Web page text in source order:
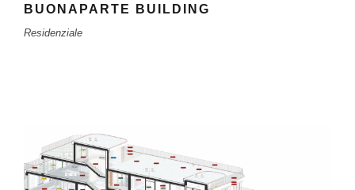
BUONAPARTE BUILDING
Residenziale